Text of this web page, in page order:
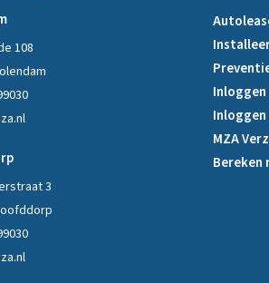
108
3
MZA
Bereken